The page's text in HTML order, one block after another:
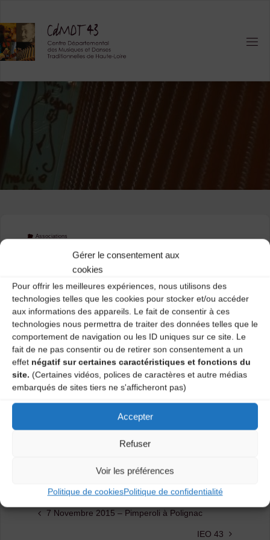
Gérer le consentement aux
cookies
Pour offrir les meilleures expériences, nous utilisons des
technologies telles que les cookies pour stocker et/ou accéder
aux informations des appareils. Le fait de consentir à ces
technologies nous permettra de traiter des données telles que le
comportement de navigation ou les ID uniques sur ce site. Le
fait de ne pas consentir ou de retirer son consentement a un
effet négatif sur certaines caractéristiques et fonctions du
site. (Certaines vidéos, polices de caractères et autre médias
embarqués de sites tiers ne s'afficheront pas)
Accepter
Refuser
Voir les préférences
Politique de cookiesPolitique de confidentialité
content
Associations
FAMDT Ardèche
Nom de l’association :
F.A.M.D.T. Ardèche –
Fédération des Ateliers de
Musiques et Danses
Traditionnelles de
l’Ardèche.
Ville/commune :Le
Fédération de 25 ateliers de danses et de
musiques traditionnelles en Ardèche et Drôme.
famdta@famdt-ardeche.fr – 06 52 05 48 61
7 Novembre 2015 – Pimperoli à Polignac
IEO 43